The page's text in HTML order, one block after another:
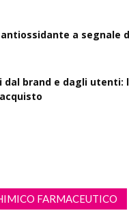
antiossidante a segnale
dal brand e dagli utenti:
FARMACEUTICO